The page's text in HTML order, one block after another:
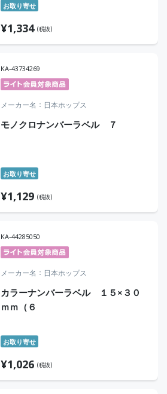
お取り寄せ
¥1,334 (税抜)
KA-43734269
メーカー名 日本ホップス
モノクロナンバーラベル ７
お取り寄せ
¥1,129 (税抜)
KA-44285050
メーカー名 日本ホップス
カラーナンバーラベル １５×３０
ｍｍ（６
お取り寄せ
¥1,026 (税抜)